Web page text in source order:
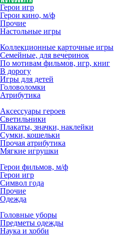
Герои игр
Герои кино, м/ф
Прочие
Настольные игры
Коллекционные карточные игры
Семейные, для вечеринок
По мотивам фильмов, игр, книг
В дорогу
Игры для детей
Головоломки
Атрибутика
Аксессуары героев
Светильники
Плакаты, значки, наклейки
Сумки, кошельки
Прочая атрибутика
Мягкие игрушки
Герои фильмов, м/ф
Герои игр
Символ года
Прочие
Одежда
Головные уборы
Предметы одежды
Наука и хобби